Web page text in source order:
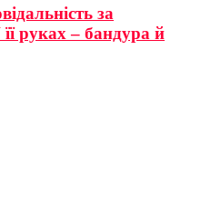
за
руках – бандура й